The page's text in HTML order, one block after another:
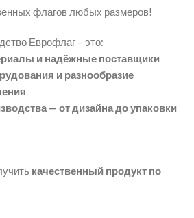
флагов любых размеров!
Еврофлаг – это:
и надёжные поставщики
и разнообразие
— от дизайна до упаковки
качественный продукт по